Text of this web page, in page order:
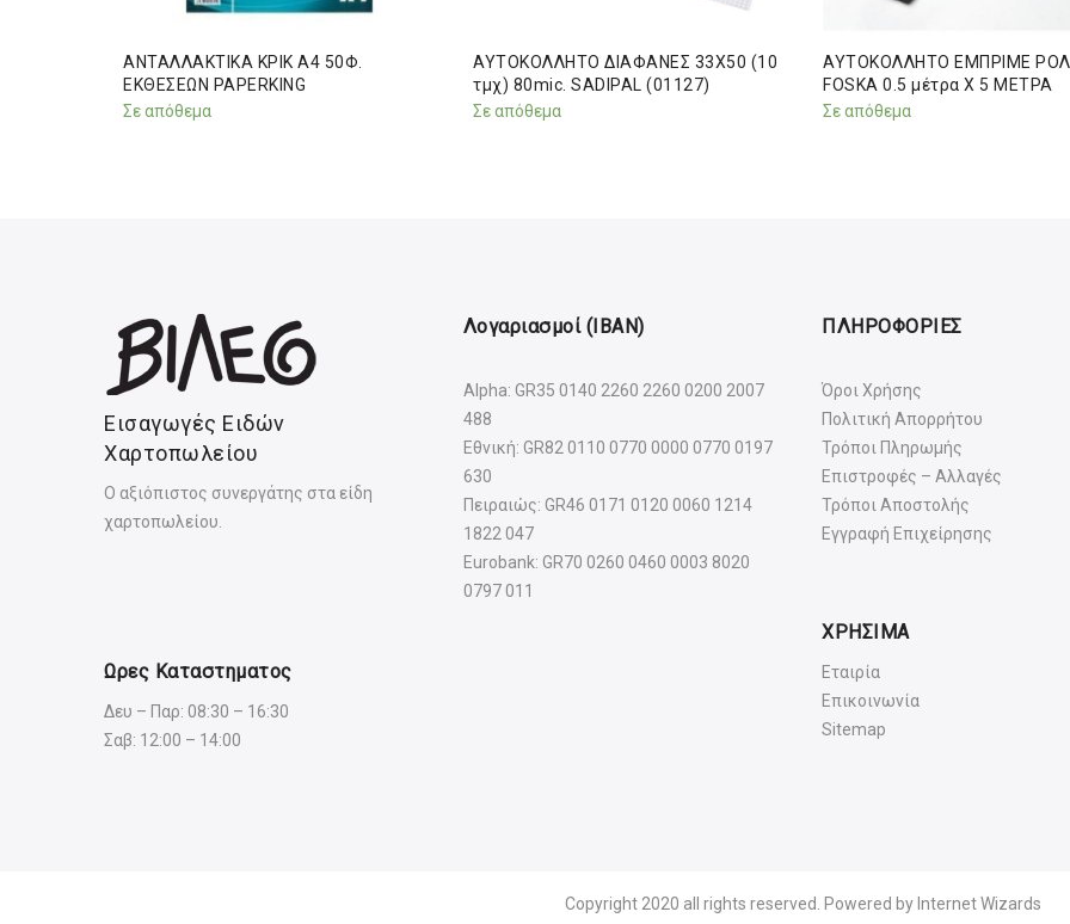
ΑΝΤΑΛΛΑΚΤΙΚΑ ΚΡΙΚ Α4 50Φ.
ΕΚΘΕΣΕΩΝ PAPERKING
Σε απόθεμα
ΑΥΤΟΚΟΛΛΗΤΟ ΔΙΑΦΑΝΕΣ 33Χ50 (10
τμχ) 80mic. SADIPAL (01127)
Σε απόθεμα
ΑΥΤΟΚΟΛΛΗΤΟ ΕΜΠΡΙΜΕ
FOSKA 0.5 μέτρα Χ 5 ΜΕΤΡΑ
Σε απόθεμα
Εισαγωγές Ειδών
Χαρτοπωλείου
Ο αξιόπιστος συνεργάτης στα είδη
χαρτοπωλείου.
Ωρες Καταστηματος
Δευ – Παρ: 08:30 – 16:30
Σαβ: 12:00 – 14:00
Λογαριασμοί (IBAN)
Alpha: GR35 0140 2260 2260 0200 2007
488
Εθνική: GR82 0110 0770 0000 0770 0197
630
Πειραιώς: GR46 0171 0120 0060 1214
1822 047
Eurobank: GR70 0260 0460 0003 8020
0797 011
ΠΛΗΡΟΦΟΡΙΕΣ
Όροι Χρήσης
Πολιτική Απορρήτου
Τρόποι Πληρωμής
Επιστροφές – Αλλαγές
Τρόποι Αποστολής
Εγγραφή Επιχείρησης
ΧΡΗΣΙΜΑ
Εταιρία
Επικοινωνία
Sitemap
Copyright 2020 all rights reserved. Powered by Internet Wizards